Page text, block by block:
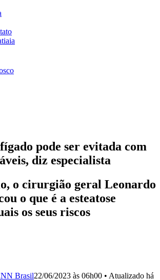
pode ser evitada com
diz especialista
o cirurgião geral Leonardo
o que é a esteatose
os seus riscos
Brasil22/06/2023 às 06h00 • Atualizado há